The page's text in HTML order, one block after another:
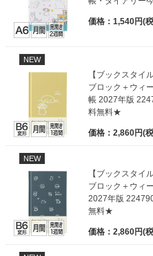
価格：1,540円(
NEW
【ブックスタイ
ブロック＋ウィ
帳 2027年版
料無料★
価格：2,860円(
NEW
【ブックスタイ
ブロック＋ウィ
2027年版
無料★
価格：2,860円(